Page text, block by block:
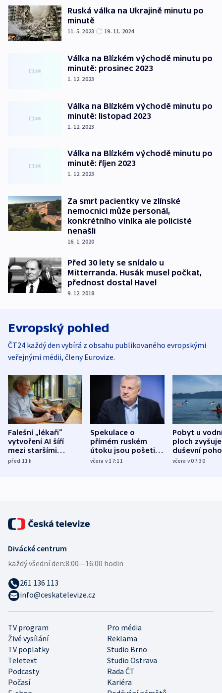
Ruská válka na Ukrajině minutu po
minutě
11. 5. 2023 19. 11. 2024
Válka na Blízkém východě minutu po
minutě: prosinec 2023
1. 12. 2023
Válka na Blízkém východě minutu po
minutě: listopad 2023
1. 12. 2023
Válka na Blízkém východě minutu po
minutě: říjen 2023
1. 12. 2023
Za smrt pacientky ve zlínské
nemocnici může personál,
konkrétního viníka ale policisté
nenašli
16. 1. 2020
Před 30 lety se snídalo u
Mitterranda. Husák musel počkat,
přednost dostal Havel
9. 12. 2018
Evropský pohled
ČT24 každý den vybírá z obsahu publikovaného evropskými
veřejnými médii, členy Eurovize.
Falešní „lékaři“
vytvoření AI šíří
mezi staršími
Poláky nebezpečné
před 11h
Spekulace o
přímém ruském
útoku jsou pošetilé,
míní estonský
včera v 17:11
Pobyt u
ploch zvyšuje
duševní
ukázala
včera v 07:30
TV program
Pro média
Živé vysílání
Reklama
TV poplatky
Studio Brno
Teletext
Studio Ostrava
Podcasty
Rada ČT
Počasí
Kariéra
Divácké centrum
každý všední den:8:00—16:00 hodin
261 136 113
info@ceskatelevize.cz